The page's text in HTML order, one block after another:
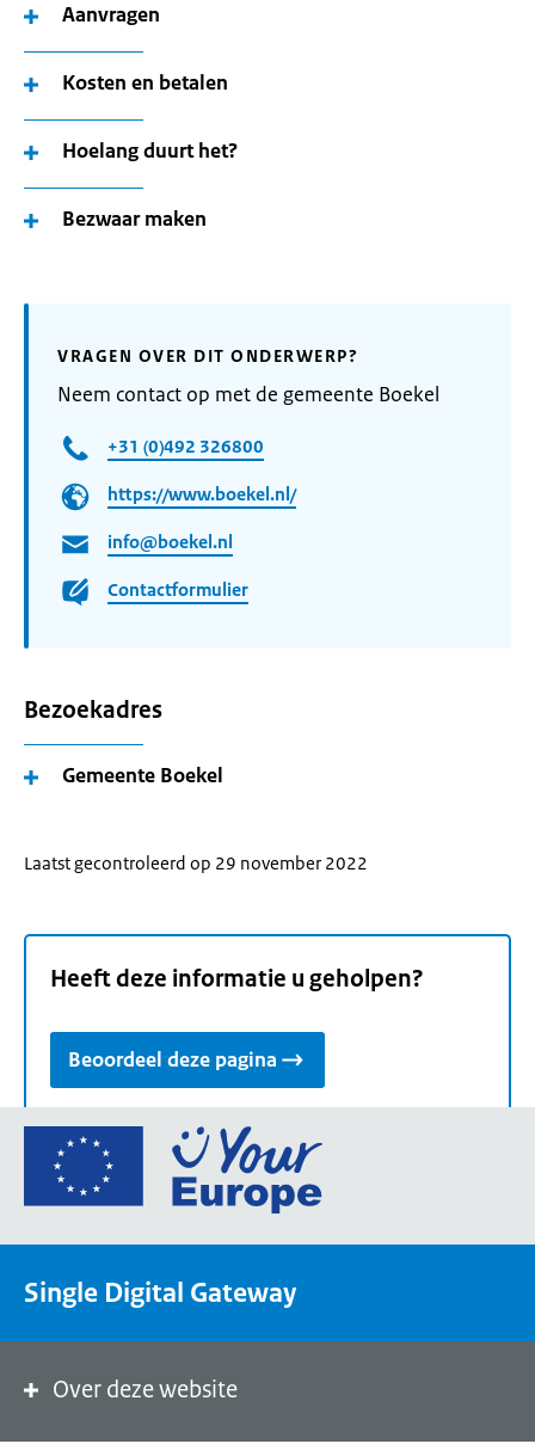
Aanvragen
Kosten en betalen
Hoelang duurt het?
Bezwaar maken
VRAGEN OVER DIT ONDERWERP?
Neem contact op met de gemeente Boekel
+31 (0)492 326800
https://www.boekel.nl/
info@boekel.nl
Contactformulier
Bezoekadres
Gemeente Boekel
Laatst gecontroleerd op 29 november 2022
Heeft deze informatie u geholpen?
Beoordeel deze pagina
Ga
de
een
de
Single Digital Gateway
Over deze website